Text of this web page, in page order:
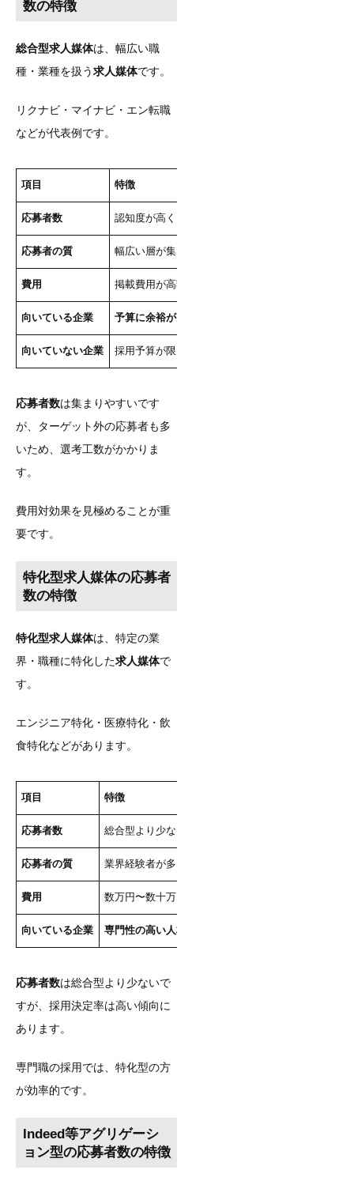
数の特徴
総合型求人媒体は、幅広い職
種・業種を扱う求人媒体です。
リクナビ・マイナビ・エン転職
などが代表例です。
項目 特徴
応募者数 認知度が高く、
応募者の質 幅広い層が集まるため、
費用 掲載費用が高額（数十万円〜数百万円）
向いている企業 予算に余裕があり、大量採用
向いていない企業 採用予算が限られている中小企業
応募者数は集まりやすいです
が、ターゲット外の応募者も多
いため、選考工数がかかりま
す。
費用対効果を見極めることが重
要です。
特化型求人媒体の応募者
数の特徴
特化型求人媒体は、特定の業
界・職種に特化した求人媒体で
す。
エンジニア特化・医療特化・飲
食特化などがあります。
項目 特徴
応募者数 総合型より少ないが、
応募者の質 業界経験者が多く、
費用 数万円〜数十万円
向いている企業 専門性の高い人材
応募者数は総合型より少ないで
すが、採用決定率は高い傾向に
あります。
専門職の採用では、特化型の方
が効率的です。
Indeed等アグリゲーシ
ョン型の応募者数の特徴